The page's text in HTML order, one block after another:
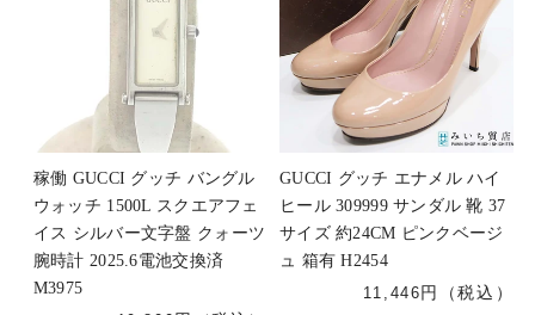
稼働 GUCCI グッチ バングル
ウォッチ 1500L スクエアフェ
イス シルバー文字盤 クォーツ
腕時計 2025.6電池交換済
M3975
GUCCI グッチ エナメル ハイ
ヒール 309999 サンダル 靴 37
サイズ 約24CM ピンクベージ
ュ 箱有 H2454
11,446